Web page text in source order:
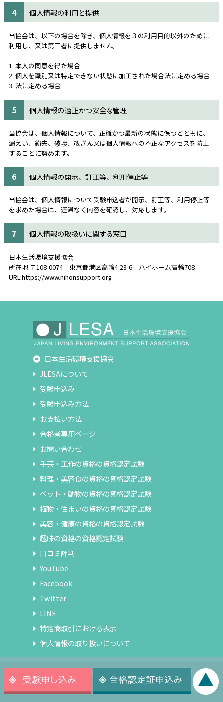
4 個人情報の利用と提供
当協会は、以下の場合を除き、個人情報を３の利用目的以外のために
利用し、又は第三者に提供しません。
1. 本人の同意を得た場合
2. 個人を識別又は特定できない状態に加工された場合法に定める場合
3. 法に定める場合
5 個人情報の適正かつ安全な管理
当協会は、個人情報について、正確かつ最新の状態に保つとともに、
漏えい、紛失、破壊、改ざん又は個人情報への不正なアクセスを防止
することに努めます。
6 個人情報の開示、訂正等、利用停止等
当協会は、個人情報について受験申込者が開示、訂正等、利用停止等
を求めた場合は、遅滞なく内容を確認し、対応します。
7 個人情報の取扱いに関する窓口
日本生活環境支援協会
所在地:〒108-0074 東京都港区高輪4-23-6 ハイホーム高輪708
URL:https://www.nihonsupport.org
日本生活環境支援協会
JLESAについて
受験申込み
受験申込み方法
お支払い方法
合格者専用ページ
お問い合わせ
手芸・工作の資格の資格認定試験
料理・美容食の資格の資格認定試験
ペット・動物の資格の資格認定試験
植物・住まいの資格の資格認定試験
美容・健康の資格の資格認定試験
趣味の資格の資格認定試験
口コミ評判
YouTube
Facebook
Twitter
LINE
特定商取引における表示
個人情報の取り扱いについて
Copyright© 2019 Japan Living Environment Support Association All rights
reserved.